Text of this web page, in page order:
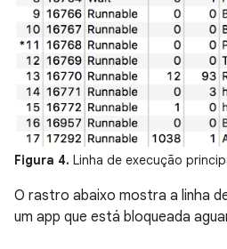
Figura 4. Linha de execução
O rastro abaixo mostra a linha
um app que está bloqueada